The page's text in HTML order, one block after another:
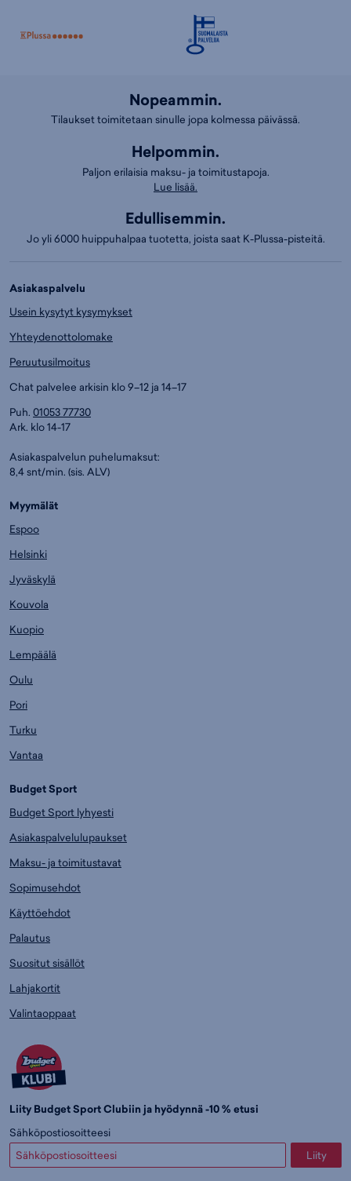
Nopeammin.
Tilaukset toimitetaan sinulle jopa kolmessa päivässä.
Helpommin.
Paljon erilaisia maksu- ja toimitustapoja.
Lue lisää.
Edullisemmin.
Jo yli 6000 huippuhalpaa tuotetta, joista saat K-Plussa-pisteitä.
Asiakaspalvelu
Usein kysytyt kysymykset
Yhteydenottolomake
Peruutusilmoitus
Chat palvelee arkisin klo 9–12 ja 14–17
Puh. 01053 77730
Ark. klo 14-17
Asiakaspalvelun puhelumaksut:
8,4 snt/min. (sis. ALV)
Myymälät
Espoo
Helsinki
Jyväskylä
Kouvola
Kuopio
Lempäälä
Oulu
Pori
Turku
Vantaa
Budget Sport
Budget Sport lyhyesti
Asiakaspalvelulupaukset
Maksu- ja toimitustavat
Sopimusehdot
Käyttöehdot
Palautus
Suositut sisällöt
Lahjakortit
Valintaoppaat
Liity Budget Sport Clubiin ja hyödynnä -10 % etusi
Sähköpostiosoitteesi
Liity